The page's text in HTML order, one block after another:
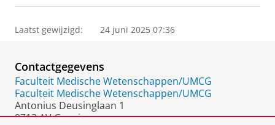
e
r
P
o
r
t
a
Laatst gewijzigd: 24 juni 2025 07:36
Contactgegevens
Faculteit Medische Wetenschappen/UMCG
Faculteit Medische Wetenschappen/UMCG
Antonius Deusinglaan 1
9713 AV Groningen